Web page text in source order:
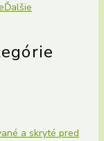
Ďalšie
a skryté pred